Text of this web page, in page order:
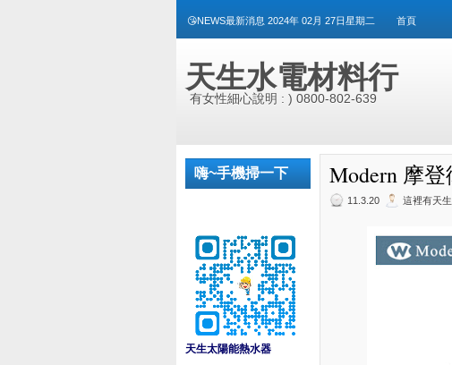
😘NEWS最新消息 2024年 02月 27日星期二 首頁
天生水電材料行
有女性細心說明 : ) 0800-802-639
嗨~手機掃一下
天生太陽能熱水器
Modern 摩
11.3.20 這裡有天